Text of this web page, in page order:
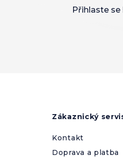
Přihlaste se
Zákaznický
Kontakt
Doprava a platba